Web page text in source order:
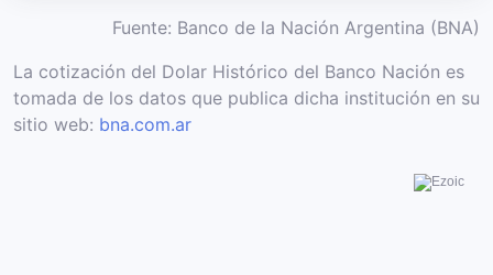
Fuente: Banco de la Nación Argentina (BNA)
La cotización del Dolar Histórico del Banco Nación es
tomada de los datos que publica dicha institución en su
sitio web: bna.com.ar